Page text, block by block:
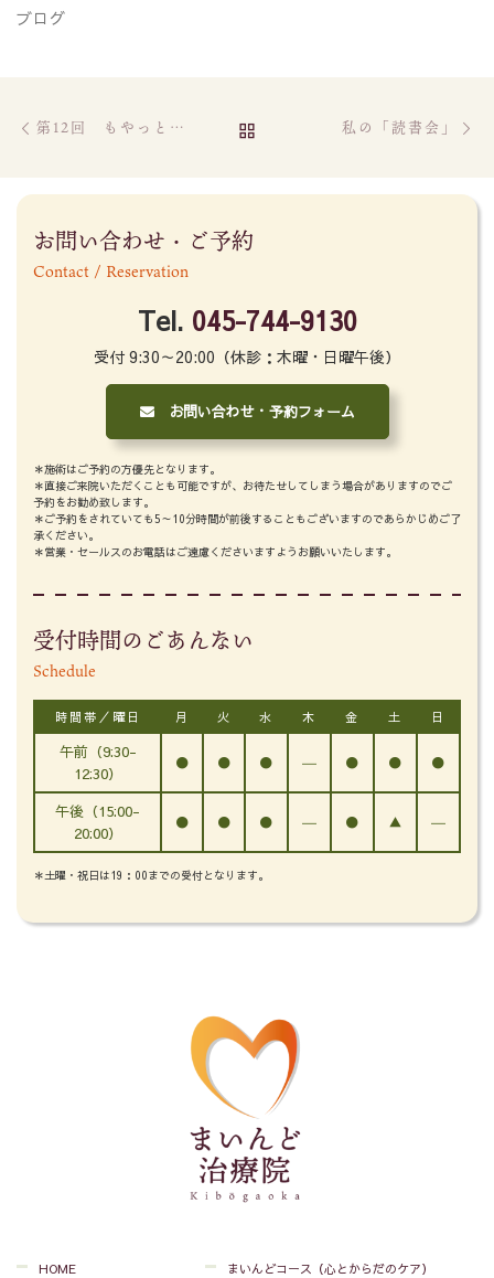
ブログ
第12回 もやっとカフェのお知らせ BACK TO POST LIST
私の「読書会」
お問い合わせ・ご予約
Contact / Reservation
Tel. 045-744-9130
受付 9:30～20:00（休診：木曜・日曜午後）
お問い合わせ・予約フォーム
＊施術はご予約の方優先となります。
＊直接ご来院いただくことも可能ですが、お待たせしてしまう場合がありますのでご
予約をお勧め致します。
＊ご予約をされていても5～10分時間が前後することもございますのであらかじめご了
承ください。
＊営業・セールスのお電話はご遠慮くださいますようお願いいたします。
受付時間のごあんない
Schedule
時間帯／曜日 月 火 水 木 金 土 日
午前（9:30-
12:30）
● ● ● ― ● ● ●
午後（15:00-
20:00）
● ● ● ― ● ▲ ―
＊土曜・祝日は19：00までの受付となります。
HOME まいんどコース（心とからだのケア）